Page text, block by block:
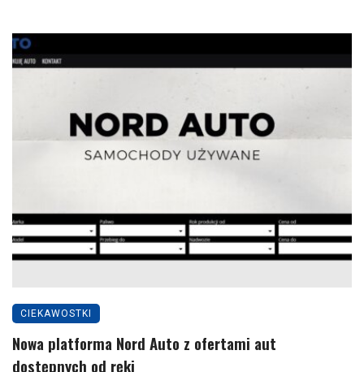
CIEKAWOSTKI
Nowa platforma Nord Auto z ofertami aut
dostępnych od ręki